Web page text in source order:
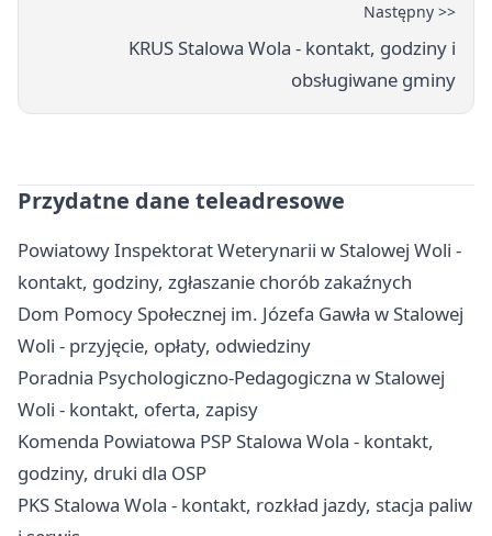
Następny >>
KRUS Stalowa Wola - kontakt, godziny i
obsługiwane gminy
Przydatne dane teleadresowe
Powiatowy Inspektorat Weterynarii w Stalowej Woli -
kontakt, godziny, zgłaszanie chorób zakaźnych
Dom Pomocy Społecznej im. Józefa Gawła w Stalowej
Woli - przyjęcie, opłaty, odwiedziny
Poradnia Psychologiczno-Pedagogiczna w Stalowej
Woli - kontakt, oferta, zapisy
Komenda Powiatowa PSP Stalowa Wola - kontakt,
godziny, druki dla OSP
PKS Stalowa Wola - kontakt, rozkład jazdy, stacja paliw